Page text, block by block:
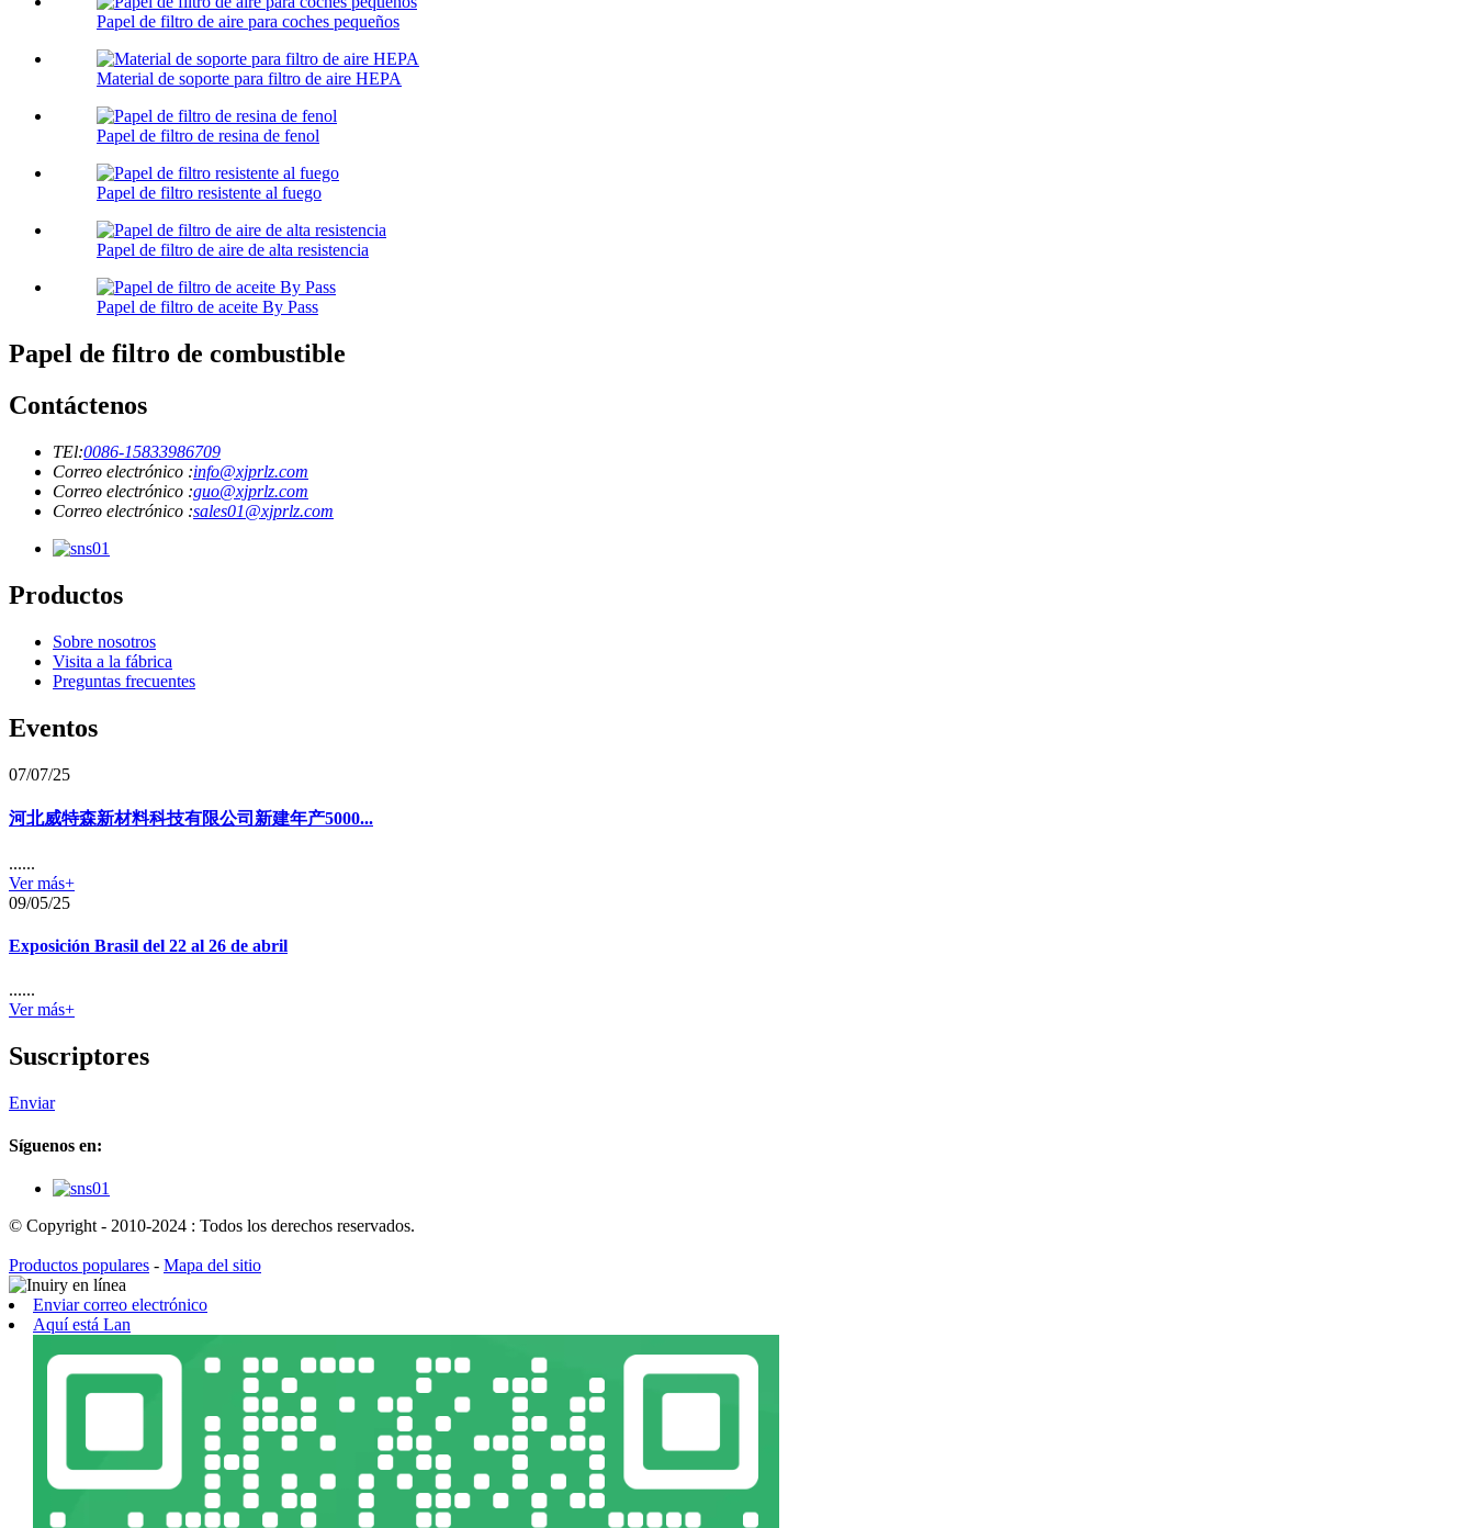
Papel de filtro de aire para coches pequeños
Material de soporte para filtro de aire HEPA
Papel de filtro de resina de fenol
Papel de filtro resistente al fuego
Papel de filtro de aire de alta resistencia
Papel de filtro de aceite By Pass
Papel de filtro de combustible
Contáctenos
TEl:0086-15833986709
Correo electrónico :info@xjprlz.com
Correo electrónico :guo@xjprlz.com
Correo electrónico :sales01@xjprlz.com
Productos
Sobre nosotros
Visita a la fábrica
Preguntas frecuentes
Eventos
07/07/25
河北威特森新材料科技有限公司新建年产5000...
......
Ver más+
09/05/25
Exposición Brasil del 22 al 26 de abril
......
Ver más+
Suscriptores
Enviar
Síguenos en:
© Copyright - 2010-2024 : Todos los derechos reservados.
Productos populares - Mapa del sitio
Enviar correo electrónico
Aquí está Lan